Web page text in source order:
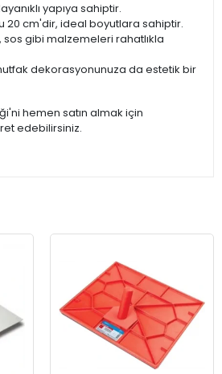
yapıya sahiptir.
20 cm'dir, ideal boyutlara sahiptir.
gibi malzemeleri rahatlıkla
dekorasyonunuza da estetik bir
hemen satın almak için
edebilirsiniz.